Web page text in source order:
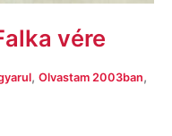
vére
, Olvastam 2003ban,